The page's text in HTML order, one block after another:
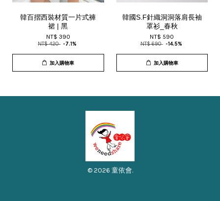
韓百摺西裝材質一片式褲
裙 | 黑
NT$ 390
NT$ 420 -7.1%
加入購物車
韓國S.F針織洞洞落肩長袖
罩衫_春秋
NT$ 590
NT$ 690 -14.5%
加入購物車
© 2026 童依會.